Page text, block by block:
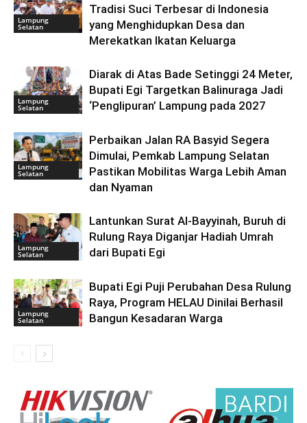
Lampung
Selatan
Tradisi Suci Terbesar di Indonesia
yang Menghidupkan Desa dan
Merekatkan Ikatan Keluarga
Lampung
Selatan
Diarak di Atas Bade Setinggi 24 Meter,
Bupati Egi Targetkan Balinuraga Jadi
‘Penglipuran’ Lampung pada 2027
Lampung
Selatan
Perbaikan Jalan RA Basyid Segera
Dimulai, Pemkab Lampung Selatan
Pastikan Mobilitas Warga Lebih Aman
dan Nyaman
Lampung
Selatan
Lantunkan Surat Al-Bayyinah, Buruh di
Rulung Raya Diganjar Hadiah Umrah
dari Bupati Egi
Lampung
Selatan
Bupati Egi Puji Perubahan Desa Rulung
Raya, Program HELAU Dinilai Berhasil
Bangun Kesadaran Warga